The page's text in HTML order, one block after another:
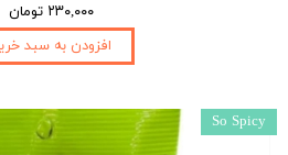
۲۳۰,۰۰۰ تومان
افزودن به سبد
So Spicy